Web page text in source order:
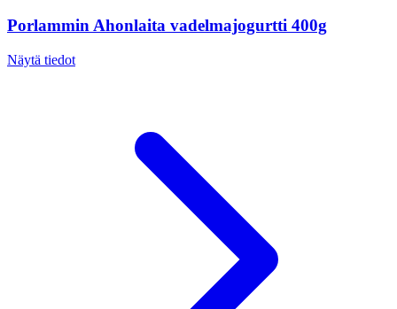
Porlammin Ahonlaita vadelmajogurtti 400g
Näytä tiedot